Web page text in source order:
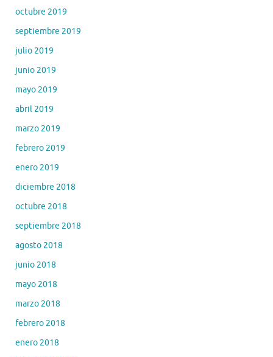
octubre 2019
septiembre 2019
julio 2019
junio 2019
mayo 2019
abril 2019
marzo 2019
febrero 2019
enero 2019
diciembre 2018
octubre 2018
septiembre 2018
agosto 2018
junio 2018
mayo 2018
marzo 2018
febrero 2018
enero 2018